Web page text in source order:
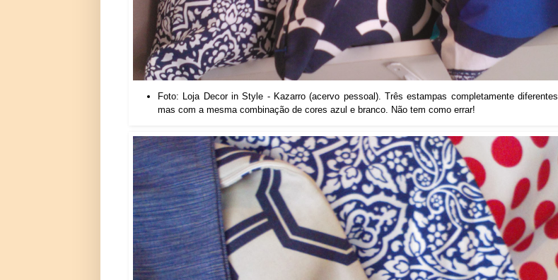
Foto: Loja Decor in Style - Kazarro (acervo pessoal). Três estampas completamente diferentes,
mas com a mesma combinação de cores azul e branco. Não tem como errar!